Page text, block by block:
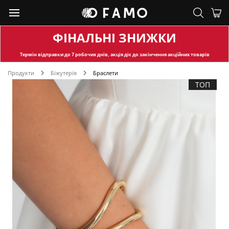
ФІНАЛЬНІ ЗНИЖКИ
Термін відправкидо 7 робочих днів, акція діє до закінчення акційних товарів
Продукти Біжутерія Браслети
ТОП